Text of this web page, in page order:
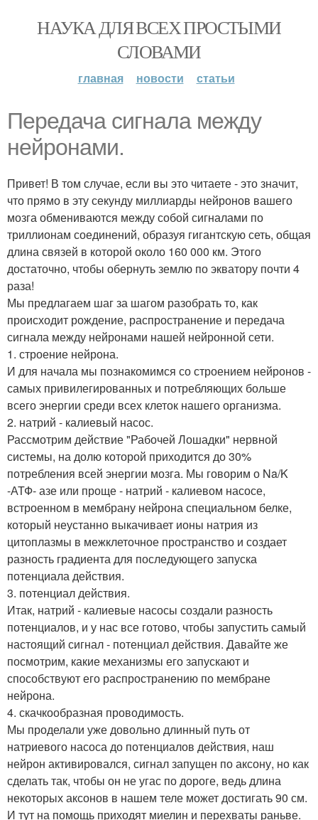
НАУКА ДЛЯ ВСЕХ ПРОСТЫМИ
СЛОВАМИ
главная новости статьи
Передача сигнала между
нейронами.
Привет! В том случае, если вы это читаете - это значит,
что прямо в эту секунду миллиарды нейронов вашего
мозга обмениваются между собой сигналами по
триллионам соединений, образуя гигантскую сеть, общая
длина связей в которой около 160 000 км. Этого
достаточно, чтобы обернуть землю по экватору почти 4
раза!
Мы предлагаем шаг за шагом разобрать то, как
происходит рождение, распространение и передача
сигнала между нейронами нашей нейронной сети.
1. строение нейрона.
И для начала мы познакомимся со строением нейронов -
самых привилегированных и потребляющих больше
всего энергии среди всех клеток нашего организма.
2. натрий - калиевый насос.
Рассмотрим действие "Рабочей Лошадки" нервной
системы, на долю которой приходится до 30%
потребления всей энергии мозга. Мы говорим о Na/K
-АТФ- азе или проще - натрий - калиевом насосе,
встроенном в мембрану нейрона специальном белке,
который неустанно выкачивает ионы натрия из
цитоплазмы в межклеточное пространство и создает
разность градиента для последующего запуска
потенциала действия.
3. потенциал действия.
Итак, натрий - калиевые насосы создали разность
потенциалов, и у нас все готово, чтобы запустить самый
настоящий сигнал - потенциал действия. Давайте же
посмотрим, какие механизмы его запускают и
способствуют его распространению по мембране
нейрона.
4. скачкообразная проводимость.
Мы проделали уже довольно длинный путь от
натриевого насоса до потенциалов действия, наш
нейрон активировался, сигнал запущен по аксону, но как
сделать так, чтобы он не угас по дороге, ведь длина
некоторых аксонов в нашем теле может достигать 90 см.
И тут на помощь приходят миелин и перехваты раньве.